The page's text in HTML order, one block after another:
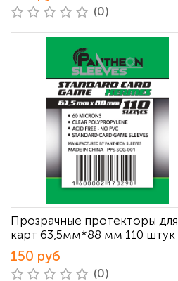
(0)
Прозрачные протекторы для
карт 63,5мм*88 мм 110 штук
150 руб
(0)